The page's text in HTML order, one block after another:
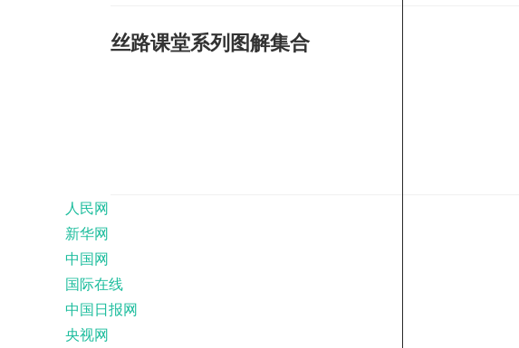
丝路课堂系列图解集合
人民网
新华网
中国网
国际在线
中国日报网
央视网